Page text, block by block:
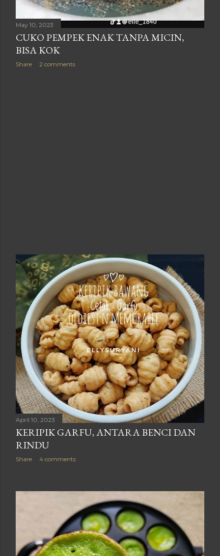
May 10, 2023
CUKO PEMPEK ENAK TANPA MICIN,
BISA KOK
Share 2 comments
April 10, 2023
KERIPIK GARFU, ANTARA BENCI DAN
RINDU
Share 4 comments